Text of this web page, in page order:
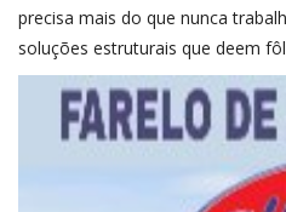
precisa mais do que nunca
soluções estruturais que deem